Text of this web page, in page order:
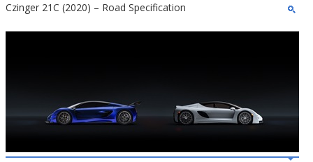
Czinger 21C (2020) – Road Specification